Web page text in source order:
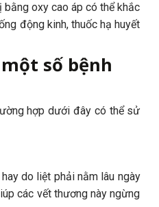
oxy cao áp có thể khắc
động kinh, thuốc hạ huyết
số bệnh
hợp dưới đây có thể sử
do liệt phải nằm lâu ngày
các vết thương này ngừng